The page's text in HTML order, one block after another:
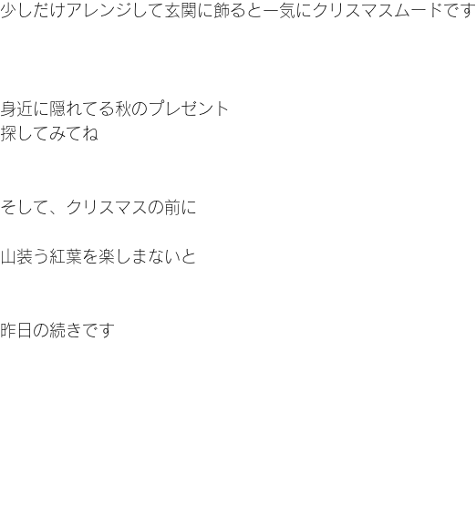
少しだけアレンジして玄関に飾ると一気にクリスマスムードです
身近に隠れてる秋のプレゼント
探してみてね
そして、クリスマスの前に
山装う紅葉を楽しまないと
昨日の続きです